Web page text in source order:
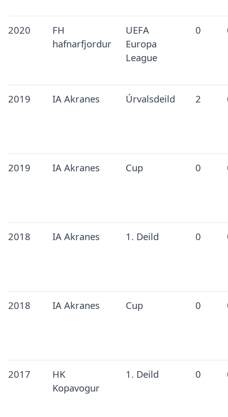
2020
FH
hafnarfjordur
UEFA
Europa
League
0
2019 IA Akranes Úrvalsdeild 2
2019 IA Akranes Cup 0
2018 IA Akranes 1. Deild 0
2018 IA Akranes Cup 0
2017
HK
Kopavogur
1. Deild 0